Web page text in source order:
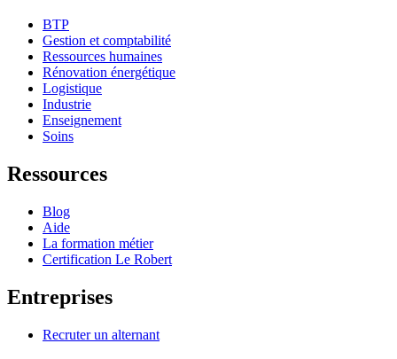
BTP
Gestion et comptabilité
Ressources humaines
Rénovation énergétique
Logistique
Industrie
Enseignement
Soins
Ressources
Blog
Aide
La formation métier
Certification Le Robert
Entreprises
Recruter un alternant